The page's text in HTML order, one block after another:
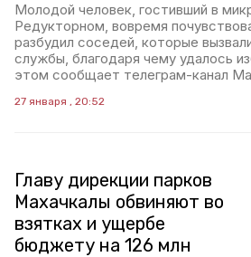
Молодой человек, гостивший в
Редукторном, вовремя
разбудил соседей, которые
службы, благодаря чему удалось
этом сообщает телеграм-канал
27 января , 20:52
Главу дирекции парков
Махачкалы обвиняют во
взятках и ущербе
бюджету на 126 млн